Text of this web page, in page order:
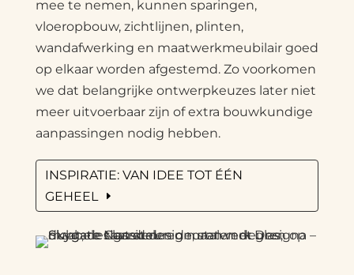
mee te nemen, kunnen sparingen,
vloeropbouw, zichtlijnen, plinten,
wandafwerking en maatwerkmeubilair goed
op elkaar worden afgestemd. Zo voorkomen
we dat belangrijke ontwerpkeuzes later niet
meer uitvoerbaar zijn of extra bouwkundige
aanpassingen nodig hebben.
INSPIRATIE: VAN IDEE TOT ÉÉN
GEHEEL